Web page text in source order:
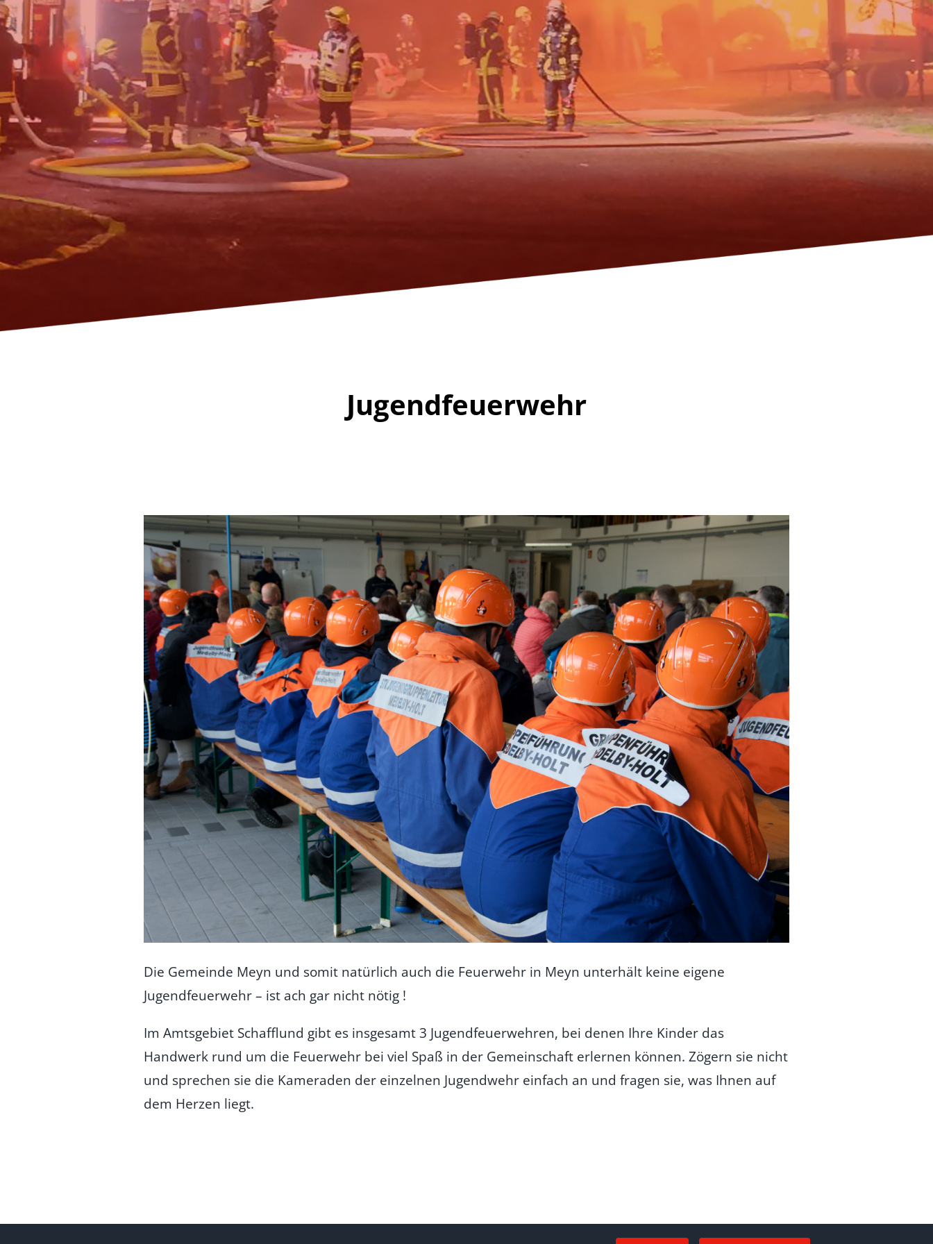
Jugendfeuerwehr
Die Gemeinde Meyn und somit natürlich auch die Feuerwehr in Meyn unterhält keine eigene
Jugendfeuerwehr – ist ach gar nicht nötig !
Im Amtsgebiet Schafflund gibt es insgesamt 3 Jugendfeuerwehren, bei denen Ihre Kinder das
Handwerk rund um die Feuerwehr bei viel Spaß in der Gemeinschaft erlernen können. Zögern sie nicht
und sprechen sie die Kameraden der einzelnen Jugendwehr einfach an und fragen sie, was Ihnen auf
dem Herzen liegt.